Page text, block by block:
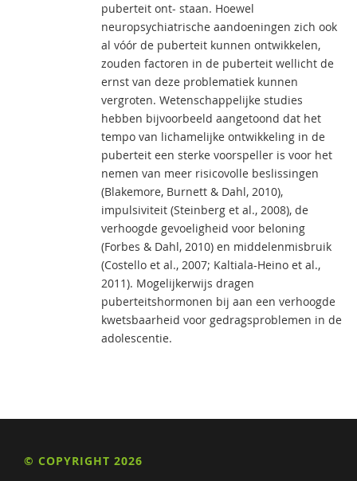
puberteit ont- staan. Hoewel
neuropsychiatrische aandoeningen zich ook
al vóór de puberteit kunnen ontwikkelen,
zouden factoren in de puberteit wellicht de
ernst van deze problematiek kunnen
vergroten. Wetenschappelijke studies
hebben bijvoorbeeld aangetoond dat het
tempo van lichamelijke ontwikkeling in de
puberteit een sterke voorspeller is voor het
nemen van meer risicovolle beslissingen
(Blakemore, Burnett & Dahl, 2010),
impulsiviteit (Steinberg et al., 2008), de
verhoogde gevoeligheid voor beloning
(Forbes & Dahl, 2010) en middelenmisbruik
(Costello et al., 2007; Kaltiala-Heino et al.,
2011). Mogelijkerwijs dragen
puberteitshormonen bij aan een verhoogde
kwetsbaarheid voor gedragsproblemen in de
adolescentie.
© COPYRIGHT 2026